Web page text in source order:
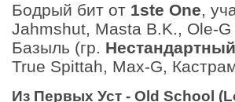
Бодрый бит от 1ste One,
Jahmshut, Masta B.K., Ole-G
Базыль (гр.
True Spittah, Max-G,
Из Первых Уст - Old School